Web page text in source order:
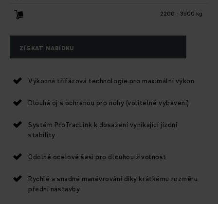
2200 - 3500 kg
ZÍSKAT NABÍDKU
Výkonná třífázová technologie pro maximální výkon
Dlouhá oj s ochranou pro nohy (volitelné vybavení)
Systém ProTracLink k dosažení vynikající jízdní
stability
Odolné ocelové šasi pro dlouhou životnost
Rychlé a snadné manévrování díky krátkému rozměru
přední nástavby